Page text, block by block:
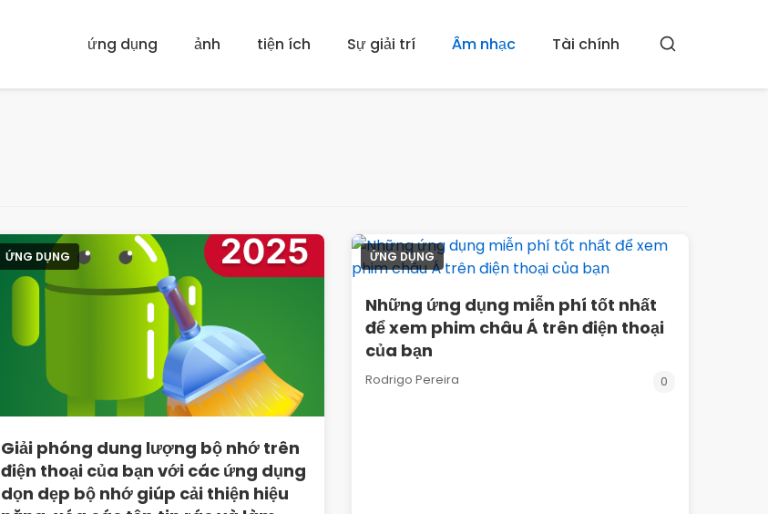
ứng dụng ảnh tiện ích Sự giải trí Âm nhạc Tài chính
Tìm
ỨNG DỤNG
Giải phóng dung lượng bộ nhớ trên
điện thoại của bạn với các ứng dụng
dọn dẹp bộ nhớ giúp cải thiện hiệu
ỨNG DỤNG
Những ứng dụng miễn phí tốt nhất
để xem phim châu Á trên điện thoại
của bạn
Rodrigo Pereira 0